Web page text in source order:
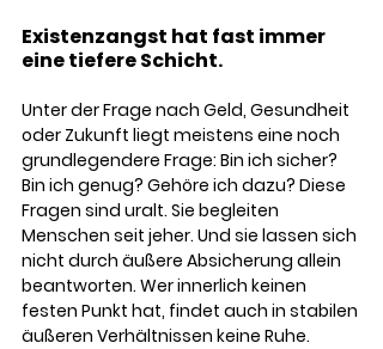
Existenzangst hat fast immer
eine tiefere Schicht.
Unter der Frage nach Geld, Gesundheit
oder Zukunft liegt meistens eine noch
grundlegendere Frage: Bin ich sicher?
Bin ich genug? Gehöre ich dazu? Diese
Fragen sind uralt. Sie begleiten
Menschen seit jeher. Und sie lassen sich
nicht durch äußere Absicherung allein
beantworten. Wer innerlich keinen
festen Punkt hat, findet auch in stabilen
äußeren Verhältnissen keine Ruhe.